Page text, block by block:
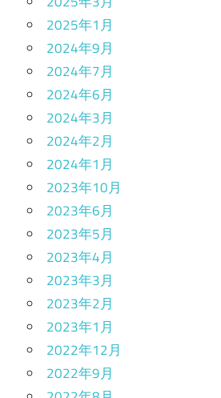
2025年1月
2024年9月
2024年7月
2024年6月
2024年3月
2024年2月
2024年1月
2023年10月
2023年6月
2023年5月
2023年4月
2023年3月
2023年2月
2023年1月
2022年12月
2022年9月